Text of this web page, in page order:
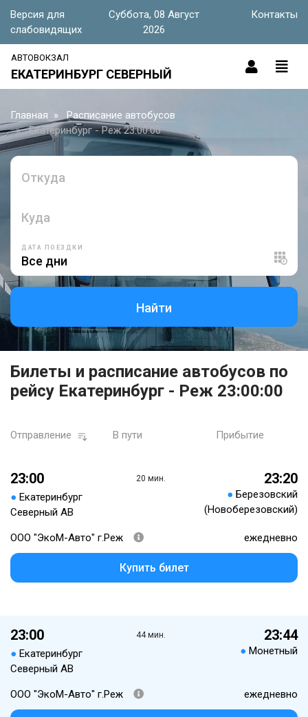
Версия для
слабовидящих
Суббота, 08 Август
2026
Контакты
АВТОВОКЗАЛ
ЕКАТЕРИНБУРГ СЕВЕРНЫЙ
Главная
Расписание автобусов
Екатеринбург - Реж 23:00:00
Откуда
Куда
ДАТА ПОЕЗДКИ
Найти
Билеты и расписание автобусов по
рейсу Екатеринбург - Реж 23:00:00
Отправление В пути Прибытие
23:00
● Екатеринбург
Северный АВ
20 мин. 23:20
● Березовский
(Новоберезовский)
ООО "ЭкоМ-Авто" г.Реж ежедневно
Купить билет
23:00
● Екатеринбург
Северный АВ
44 мин. 23:44
● Монетный
ООО "ЭкоМ-Авто" г.Реж ежедневно